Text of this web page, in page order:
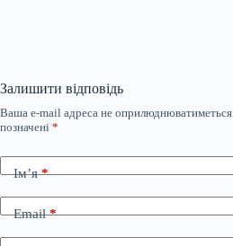
Залишити відповідь
Ваша e-mail адреса не оприлюднюватиметься.
позначені *
Ім’я*
Email*